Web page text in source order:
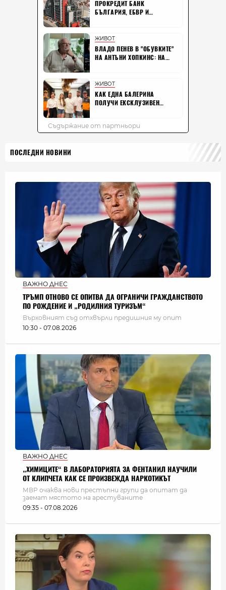
ПОСЛЕДНИ НОВИНИ
ВАЖНО ДНЕС
ТРЪМП ОТНОВО СЕ ОПИТВА ДА ОГРАНИЧИ ГРАЖДАНСТВОТО
ПО РОЖДЕНИЕ И „РОДИЛНИЯ ТУРИЗЪМ“
Върховният съд отхвърли предишния му опит
10:30 - 07.08.2026
ВАЖНО ДНЕС
„ХИМИЦИТЕ“ В ЛАБОРАТОРИЯТА ЗА ФЕНТАНИЛ НАУЧИЛИ
ОТ КЛИПЧЕТА КАК СЕ ПРОИЗВЕЖДА НАРКОТИКЪТ
МВР очаква нови престъпни групи да опитат да
заемат мястото на арестуваните
09:35 - 07.08.2026